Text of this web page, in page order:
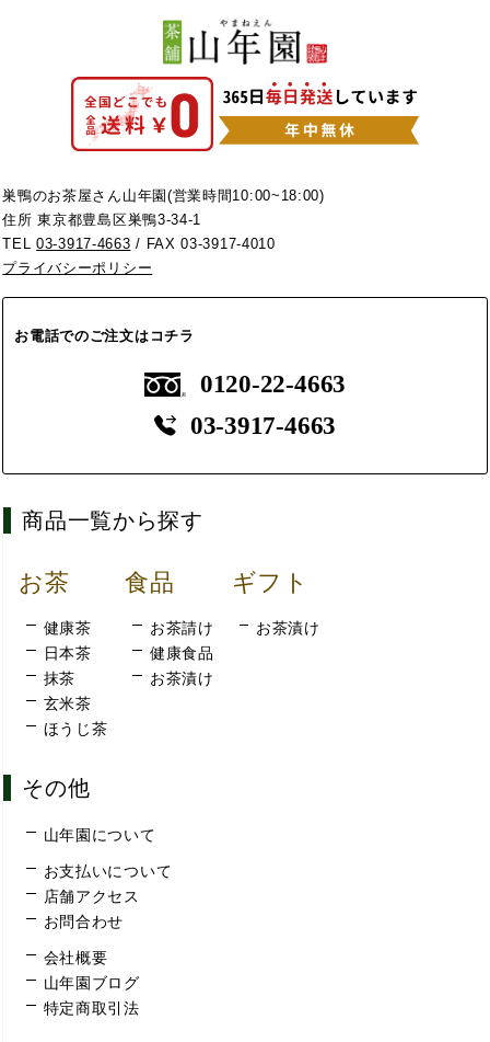
巣鴨のお茶屋さん山年園(営業時間10:00~18:00)
住所 東京都豊島区巣鴨3-34-1
TEL03-3917-4663 / FAX 03-3917-4010
プライバシーポリシー
お電話でのご注文はコチラ
0120-22-4663
03-3917-4663
商品一覧から探す
お茶
健康茶
日本茶
抹茶
玄米茶
ほうじ茶
食品
お茶請け
健康食品
お茶漬け
ギフト
お茶漬け
その他
山年園について
お支払いについて
店舗アクセス
お問合わせ
会社概要
山年園ブログ
特定商取引法